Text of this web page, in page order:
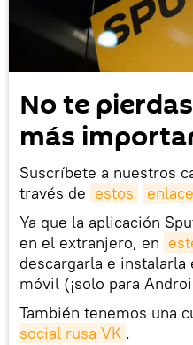
No te
más
Suscríbete a nuestros
través de estos
Ya que la aplicación
en el extranjero, en
descargarla e
móvil (¡solo para
También tenemos una
social rusa VK .